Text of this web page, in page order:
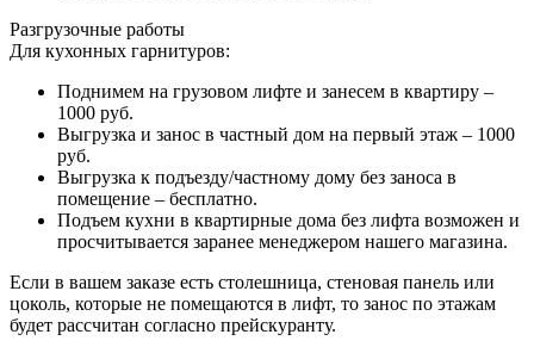
Разгрузочные работы
Для кухонных гарнитуров:
Поднимем на грузовом лифте и занесем в квартиру –
1000 руб.
Выгрузка и занос в частный дом на первый этаж – 1000
руб.
Выгрузка к подъезду/частному дому без заноса в
помещение – бесплатно.
Подъем кухни в квартирные дома без лифта возможен и
просчитывается заранее менеджером нашего магазина.
Если в вашем заказе есть столешница, стеновая панель или
цоколь, которые не помещаются в лифт, то занос по этажам
будет рассчитан согласно прейскуранту.